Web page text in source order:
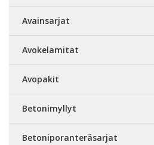
Avainsarjat
Avokelamitat
Avopakit
Betonimyllyt
Betoniporanteräsarjat